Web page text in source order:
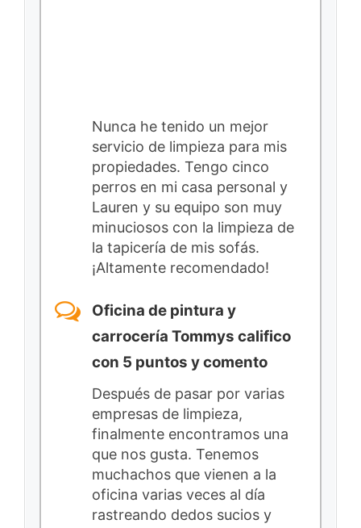
Nunca he tenido un mejor
servicio de limpieza para mis
propiedades. Tengo cinco
perros en mi casa personal y
Lauren y su equipo son muy
minuciosos con la limpieza de
la tapicería de mis sofás.
¡Altamente recomendado!
Oficina de pintura y
carrocería Tommys califico
con 5 puntos y comento
Después de pasar por varias
empresas de limpieza,
finalmente encontramos una
que nos gusta. Tenemos
muchachos que vienen a la
oficina varias veces al día
rastreando dedos sucios y